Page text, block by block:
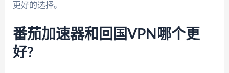
更好的选择。
番茄加速器和回国VPN哪个更
好?